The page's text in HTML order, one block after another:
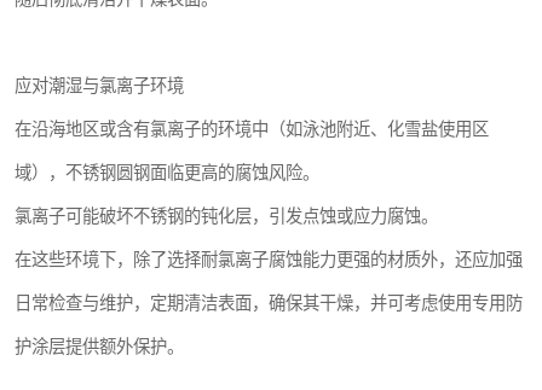
应对潮湿与氯离子环境
在沿海地区或含有氯离子的环境中（如泳池附近、化雪盐使用区
域），不锈钢圆钢面临更高的腐蚀风险。
氯离子可能破坏不锈钢的钝化层，引发点蚀或应力腐蚀。
在这些环境下，除了选择耐氯离子腐蚀能力更强的材质外，还应加强
日常检查与维护，定期清洁表面，确保其干燥，并可考虑使用专用防
护涂层提供额外保护。